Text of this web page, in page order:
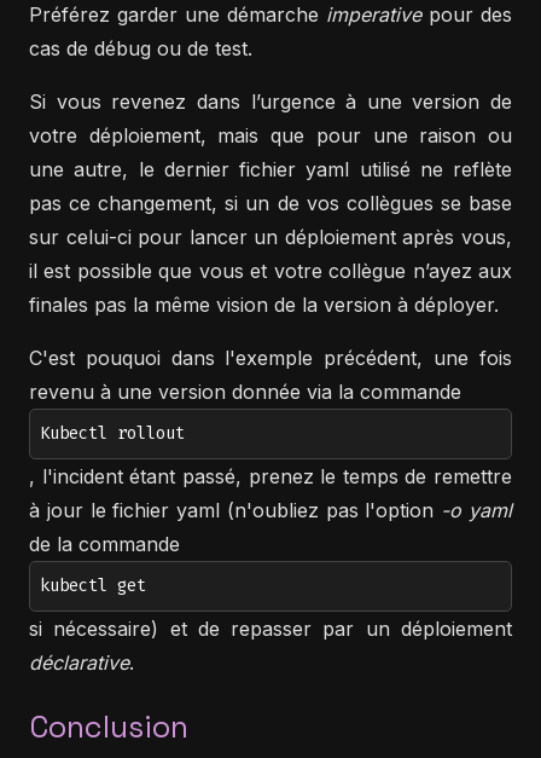
Préférez garder une démarche imperativepour des
cas de débug ou de test.
Si vous revenez dans l’urgence à une version de
votre déploiement, mais que pour une raison ou
une autre, le dernier fichier yaml utilisé ne reflète
pas ce changement, si un de vos collègues se base
sur celui-ci pour lancer un déploiement après vous,
il est possible que vous et votre collègue n’ayez aux
finales pas la même vision de la version à déployer.
C'est pouquoi dans l'exemple précédent, une fois
revenu à une version donnée via la commande
Kubectl rollout
, l'incident étant passé, prenez le temps de remettre
à jour le fichier yaml (n'oubliez pas l'option -o yaml
de la commande
kubectl get
si nécessaire) et de repasser par un déploiement
déclarative.
Conclusion